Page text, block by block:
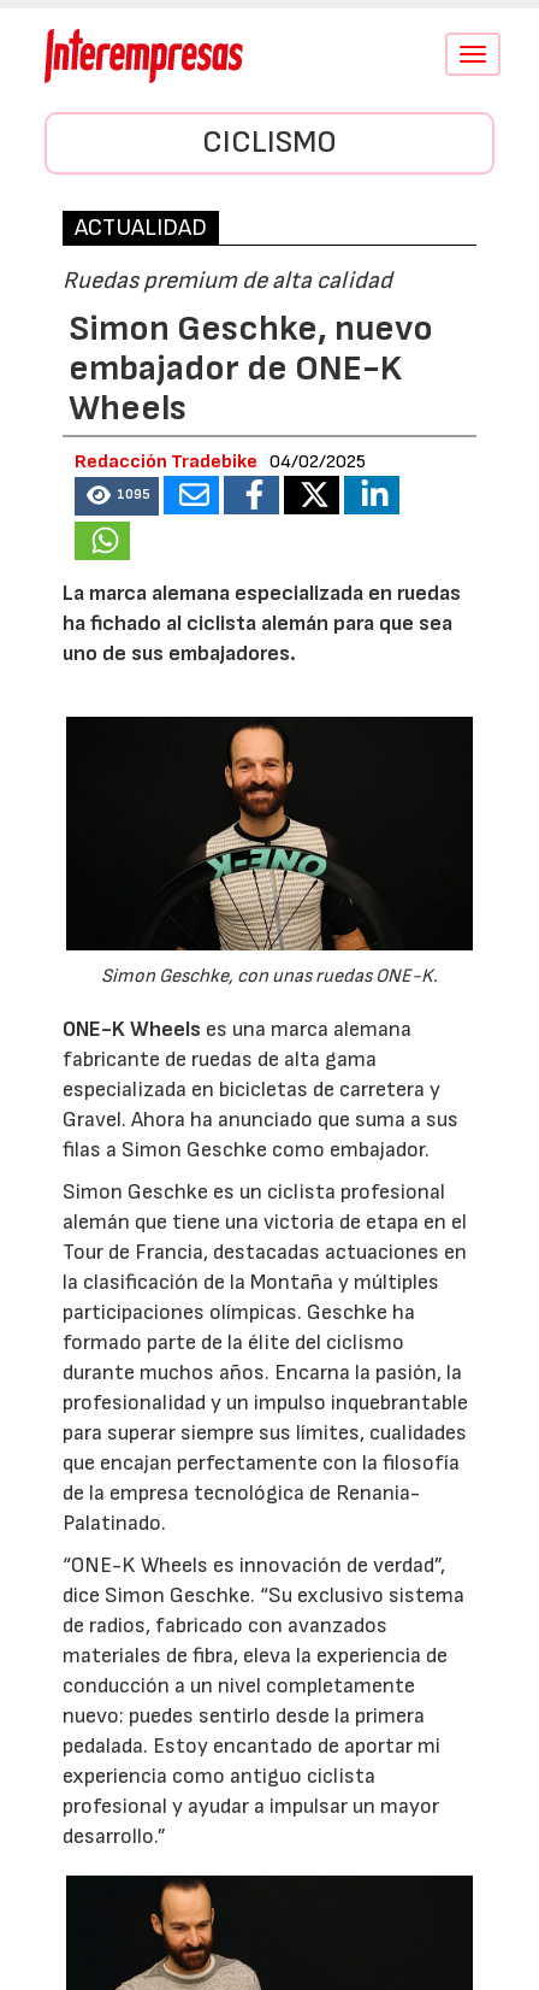
Conmutar
CICLISMO
ACTUALIDAD
Ruedas premium de alta calidad
Simon Geschke, nuevo
embajador de ONE-K
Wheels
Redacción Tradebike 04/02/2025
1095
La marca alemana especializada en ruedas
ha fichado al ciclista alemán para que sea
uno de sus embajadores.
Simon Geschke, con unas ruedas ONE-K.
ONE-K Wheels es una marca alemana
fabricante de ruedas de alta gama
especializada en bicicletas de carretera y
Gravel. Ahora ha anunciado que suma a sus
filas a Simon Geschke como embajador.
Simon Geschke es un ciclista profesional
alemán que tiene una victoria de etapa en el
Tour de Francia, destacadas actuaciones en
la clasificación de la Montaña y múltiples
participaciones olímpicas. Geschke ha
formado parte de la élite del ciclismo
durante muchos años. Encarna la pasión, la
profesionalidad y un impulso inquebrantable
para superar siempre sus límites, cualidades
que encajan perfectamente con la filosofía
de la empresa tecnológica de Renania-
Palatinado.
“ONE-K Wheels es innovación de verdad”,
dice Simon Geschke. “Su exclusivo sistema
de radios, fabricado con avanzados
materiales de fibra, eleva la experiencia de
conducción a un nivel completamente
nuevo: puedes sentirlo desde la primera
pedalada. Estoy encantado de aportar mi
experiencia como antiguo ciclista
profesional y ayudar a impulsar un mayor
desarrollo.”